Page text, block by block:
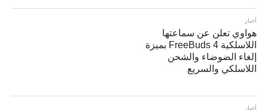
أخبار
هواوي تعلن عن سماعتها
اللاسلكية FreeBuds 4 بميزة
إلغاء الضوضاء والشحن
اللاسلكي والسريع
أخبار